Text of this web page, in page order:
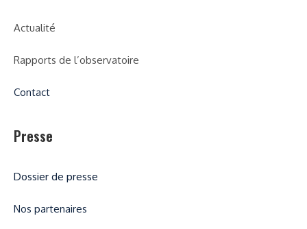
Actualité
Rapports de l’observatoire
Contact
Presse
Dossier de presse
Nos partenaires